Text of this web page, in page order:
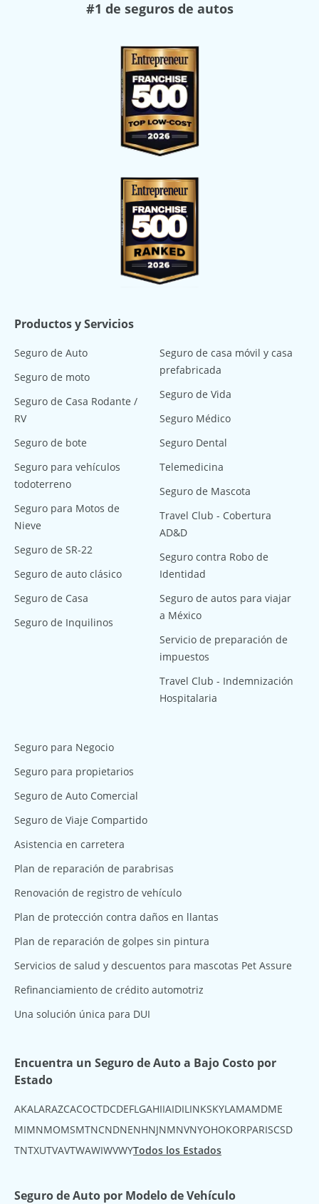
#1 de seguros de autos
Productos y Servicios
Seguro de Auto
Seguro de moto
Seguro de Casa Rodante /
RV
Seguro de bote
Seguro para vehículos
todoterreno
Seguro para Motos de
Nieve
Seguro de SR-22
Seguro de auto clásico
Seguro de Casa
Seguro de Inquilinos
Seguro de casa móvil y casa
prefabricada
Seguro de Vida
Seguro Médico
Seguro Dental
Telemedicina
Seguro de Mascota
Travel Club - Cobertura
AD&D
Seguro contra Robo de
Identidad
Seguro de autos para viajar
a México
Servicio de preparación de
impuestos
Travel Club - Indemnización
Hospitalaria
Seguro para Negocio
Seguro para propietarios
Seguro de Auto Comercial
Seguro de Viaje Compartido
Asistencia en carretera
Plan de reparación de parabrisas
Renovación de registro de vehículo
Plan de protección contra daños en llantas
Plan de reparación de golpes sin pintura
Servicios de salud y descuentos para mascotas Pet Assure
Refinanciamiento de crédito automotriz
Una solución única para DUI
Encuentra un Seguro de Auto a Bajo Costo por
Estado
AKALARAZCACOCTDCDEFLGAHIIAIDILINKSKYLAMAMDME
MIMNMOMSMTNCNDNENHNJNMNVNYOHOKORPARISCSD
TNTXUTVAVTWAWIWVWYTodos los Estados
Seguro de Auto por Modelo de Vehículo